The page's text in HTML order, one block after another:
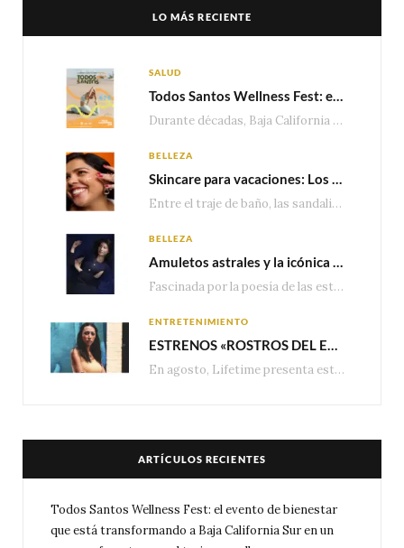
LO MÁS RECIENTE
SALUD
Todos Santos Wellness Fest: el evento de bienestar que está transformando a Baja California Sur en un nuevo referente para el turismo wellness
Durante décadas, Baja California Sur ha sido reconocido por sus playas, hoteles de lujo y…
BELLEZA
Skincare para vacaciones: Los do’s and dont’s para cuidar tu piel
Entre el traje de baño, las sandalias, los lentes de sol y los looks que…
BELLEZA
Amuletos astrales y la icónica colección Zodiaque de Van Cleef & Arpels
Fascinada por la poesía de las estrellas, la Maison Van Cleef & Arpels celebra la llegada de las…
ENTRETENIMIENTO
ESTRENOS «ROSTROS DEL ENGAÑO», ESPECIAL DE LIFETIME MOVIES DONDE NADA NI NADIE ES LO QUE PARECE
En agosto, Lifetime presenta estrenos exclusivos con historias donde las apariencias esconden los secretos más…
ARTÍCULOS RECIENTES
Todos Santos Wellness Fest: el evento de bienestar
que está transformando a Baja California Sur en un